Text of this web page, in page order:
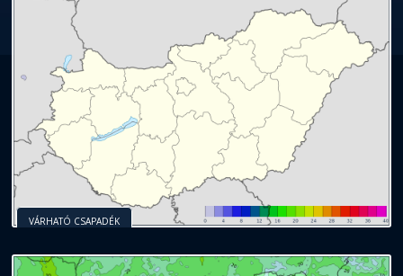
VÁRHATÓ CSAPADÉK